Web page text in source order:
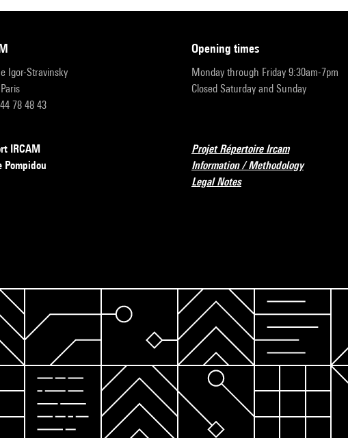
Igor-Stravinsky
78 48 43
opening times
Monday through Friday 9:30am-7pm
Closed Saturday and Sunday
IRCAM
Pompidou
Projet Répertoire Ircam
Information / Methodology
Legal Notes